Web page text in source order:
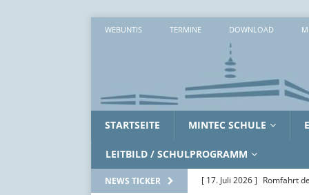
WEBUNTIS TERMINE DOWNLOAD
STARTSEITE MINTEC SCHULE
LEITBILD / SCHULPROGRAMM
NEWS TICKER [ 17. Juli 2026 ] Romfahrt